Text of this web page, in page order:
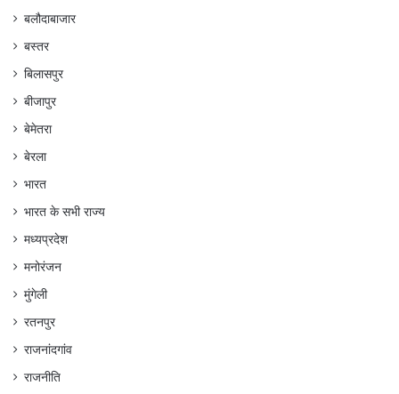
बलौदाबाजार
बस्तर
बिलासपुर
बीजापुर
बेमेतरा
बेरला
भारत
भारत के सभी राज्य
मध्यप्रदेश
मनोरंजन
मुंगेली
रतनपुर
राजनांदगांव
राजनीति